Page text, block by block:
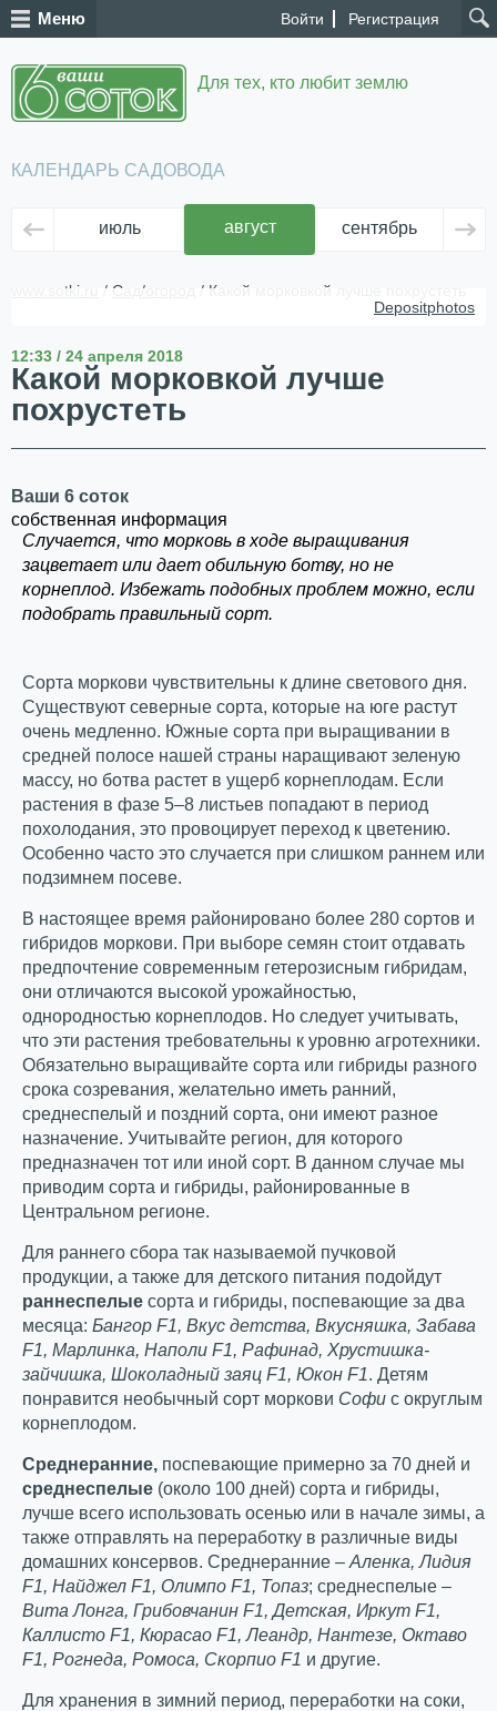
Войти Регистрация
Меню
Для тех, кто любит землю
КАЛЕНДАРЬ САДОВОДА
июль август сентябрь
www.sotki.ru / Сад/огород
/ Какой морковкой лучше похрустеть
Depositphotos
12:33 / 24 апреля 2018
Какой морковкой лучше
похрустеть
Ваши 6 соток
собственная информация
Случается, что морковь в ходе выращивания
зацветает или дает обильную ботву, но не
корнеплод. Избежать подобных проблем можно, если
подобрать правильный сорт.
Сорта моркови чувствительны к длине светового дня.
Существуют северные сорта, которые на юге растут
очень медленно. Южные сорта при выращивании в
средней полосе нашей страны наращивают зеленую
массу, но ботва растет в ущерб корнеплодам. Если
растения в фазе 5–8 листьев попадают в период
похолодания, это провоцирует переход к цветению.
Особенно часто это случается при слишком раннем или
подзимнем посеве.
В настоящее время районировано более 280 сортов и
гибридов моркови. При выборе семян стоит отдавать
предпочтение современным гетерозисным гибридам,
они отличаются высокой урожайностью,
однородностью корнеплодов. Но следует учитывать,
что эти растения требовательны к уровню агротехники.
Обязательно выращивайте сорта или гибриды разного
срока созревания, желательно иметь ранний,
среднеспелый и поздний сорта, они имеют разное
назначение. Учитывайте регион, для которого
предназначен тот или иной сорт. В данном случае мы
приводим сорта и гибриды, районированные в
Центральном регионе.
Для раннего сбора так называемой пучковой
продукции, а также для детского питания подойдут
раннеспелые сорта и гибриды, поспевающие за два
месяца: Бангор F1, Вкус детства, Вкусняшка, Забава
F1, Марлинка, Наполи F1, Рафинад, Хрустишка-
зайчишка, Шоколадный заяц F1, Юкон F1. Детям
понравится необычный сорт моркови Софи с округлым
корнеплодом.
Среднеранние, поспевающие примерно за 70 дней и
среднеспелые (около 100 дней) сорта и гибриды,
лучше всего использовать осенью или в начале зимы, а
также отправлять на переработку в различные виды
домашних консервов. Среднеранние – Аленка, Лидия
F1, Найджел F1, Олимпо F1, Топаз; среднеспелые –
Вита Лонга, Грибовчанин F1, Детская, Иркут F1,
Каллисто F1, Кюрасао F1, Леандр, Нантезе, Октаво
F1, Рогнеда, Ромоса, Скорпио F1 и другие.
Для хранения в зимний период, переработки на соки,